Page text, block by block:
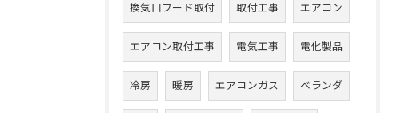
換気口フード取付 取付工事 エアコン
エアコン取付工事 電気工事 電化製品
冷房 暖房 エアコンガス ベランダ